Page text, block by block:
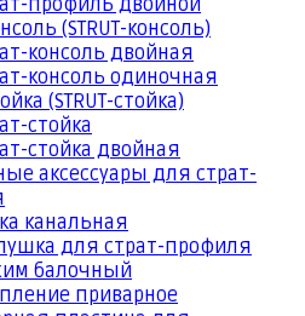
профиль двойной
(STRUT-консоль)
консоль двойная
консоль одиночная
(STRUT-стойка)
стойка
стойка двойная
аксессуары для страт-
канальная
для страт-профиля
балочный
приварное